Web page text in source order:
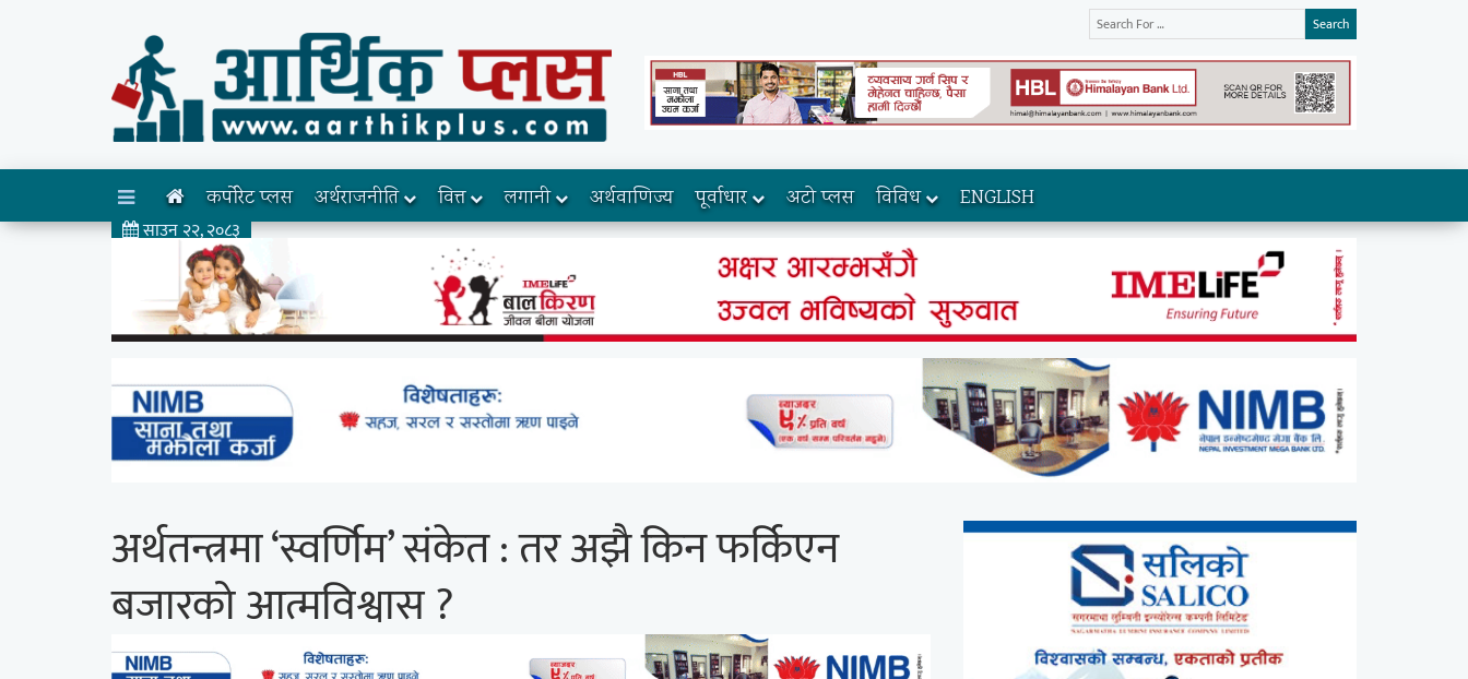
Search
साउन २२, २०८३
कर्पोरेट प्लस अर्थराजनीति वित्त लगानी अर्थवाणिज्य पूर्वाधार अटो प्लस विविध ENGLISH
अर्थतन्त्रमा ‘स्वर्णिम’ संकेत : तर अझै किन फर्किएन
बजारको आत्मविश्वास ?